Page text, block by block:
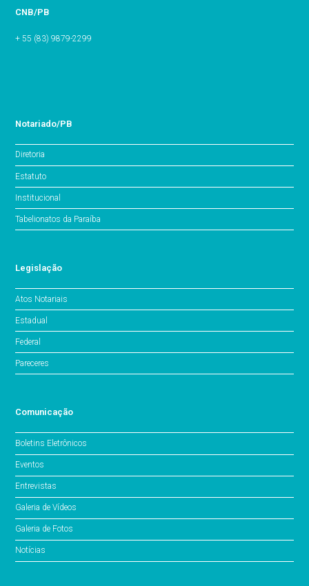
CNB/PB
+ 55 (83) 9879-2299
Notariado/PB
Diretoria
Estatuto
Institucional
Tabelionatos da Paraíba
Legislação
Atos Notariais
Estadual
Federal
Pareceres
Comunicação
Boletins Eletrônicos
Eventos
Entrevistas
Galeria de Vídeos
Galeria de Fotos
Notícias